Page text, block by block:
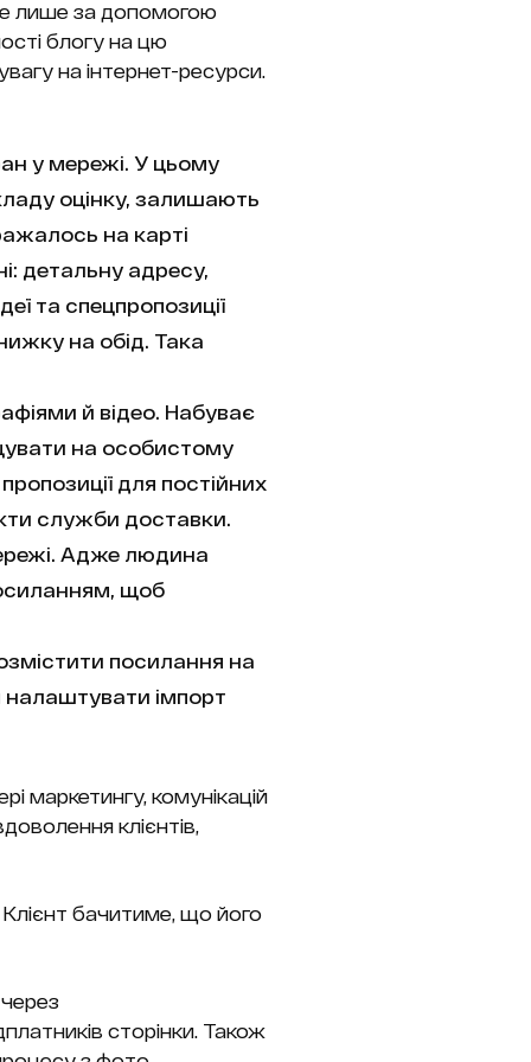
лише за допомогою
блогу на цю
на інтернет-ресурси.
у мережі. У цьому
оцінку, залишають
на карті
детальну адресу,
та спецпропозиції
на обід. Така
й відео. Набуває
на особистому
для постійних
служби доставки.
Адже людина
щоб
посилання на
налаштувати імпорт
маркетингу, комунікацій
клієнтів,
Клієнт бачитиме, що його
сторінки. Також